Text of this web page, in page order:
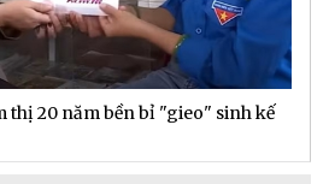
thị 20 năm bền bỉ "gieo" sinh kế